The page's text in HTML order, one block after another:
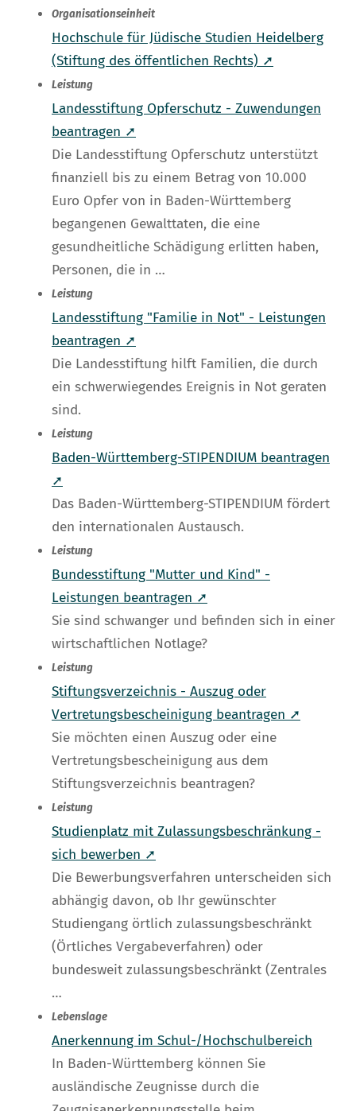
Organisationseinheit
Hochschule für Jüdische Studien Heidelberg
(Stiftung des öffentlichen Rechts) ➚
Leistung
Landesstiftung Opferschutz - Zuwendungen
beantragen ➚
Die Landesstiftung Opferschutz unterstützt
finanziell bis zu einem Betrag von 10.000
Euro Opfer von in Baden-Württemberg
begangenen Gewalttaten, die eine
gesundheitliche Schädigung erlitten haben,
Personen, die in …
Leistung
Landesstiftung "Familie in Not" - Leistungen
beantragen ➚
Die Landesstiftung hilft Familien, die durch
ein schwerwiegendes Ereignis in Not geraten
sind.
Leistung
Baden-Württemberg-STIPENDIUM beantragen
➚
Das Baden-Württemberg-STIPENDIUM fördert
den internationalen Austausch.
Leistung
Bundesstiftung "Mutter und Kind" -
Leistungen beantragen ➚
Sie sind schwanger und befinden sich in einer
wirtschaftlichen Notlage?
Leistung
Stiftungsverzeichnis - Auszug oder
Vertretungsbescheinigung beantragen ➚
Sie möchten einen Auszug oder eine
Vertretungsbescheinigung aus dem
Stiftungsverzeichnis beantragen?
Leistung
Studienplatz mit Zulassungsbeschränkung -
sich bewerben ➚
Die Bewerbungsverfahren unterscheiden sich
abhängig davon, ob Ihr gewünschter
Studiengang örtlich zulassungsbeschränkt
(Örtliches Vergabeverfahren) oder
bundesweit zulassungsbeschränkt (Zentrales
…
Lebenslage
Anerkennung im Schul-/Hochschulbereich
In Baden-Württemberg können Sie
ausländische Zeugnisse durch die